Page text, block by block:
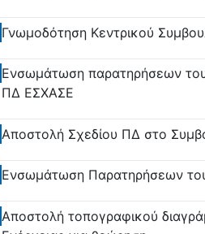
Γνωμοδότηση Κεντρικού
Ενσωμάτωση παρατηρήσεων του
ΠΔ ΕΣΧΑΣΕ
Αποστολή Σχεδίου ΠΔ στο
Ενσωμάτωση Παρατηρήσεων
Αποστολή τοπογραφικού